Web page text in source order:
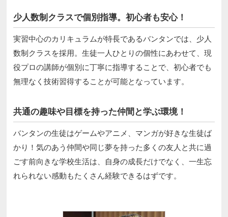
少人数制クラスで個別指導。初心者も安心！
実習中心のカリキュラムが特長であるバンタンでは、少人
数制クラスを採用。生徒一人ひとりの個性にあわせて、現
役プロの講師が個別に丁寧に指導することで、初心者でも
無理なく技術習得することが可能となっています。
共通の趣味や目標を持った仲間と学ぶ環境！
バンタンの生徒はゲームやアニメ、マンガが好きな生徒ば
かり！気のあう仲間や同じ夢を持った多くの友人と共に過
ごす前向きな学校生活は、自身の成長だけでなく、一生忘
れられない感動もたくさん経験できるはずです。